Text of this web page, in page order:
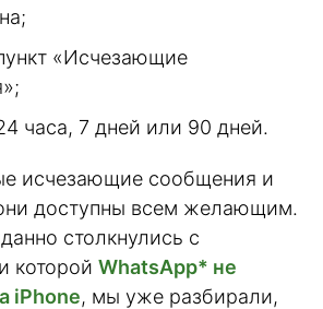
«Исчезающие
часа, 7 дней или 90 дней.
исчезающие сообщения и
доступны всем желающим.
столкнулись с
которой WhatsApp* не
iPhone, мы уже разбирали,